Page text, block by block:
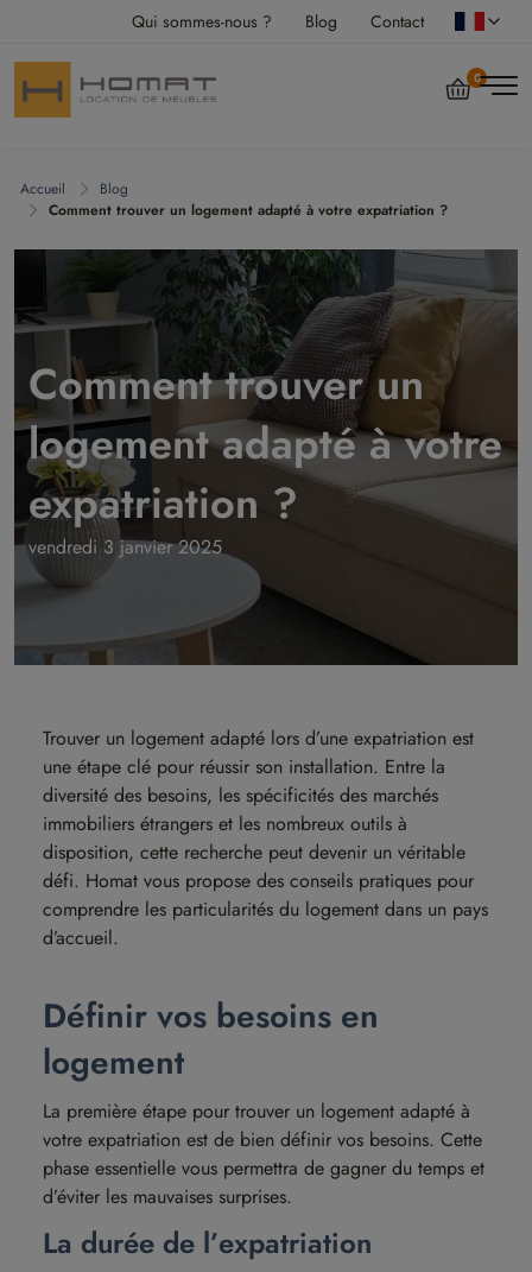
Qui sommes-nous ? Blog Contact
0
Accueil
Blog
Comment trouver un logement adapté à votre expatriation ?
Comment trouver un
logement adapté à votre
expatriation ?
vendredi 3 janvier 2025
Trouver un logement adapté lors d’une expatriation est
une étape clé pour réussir son installation. Entre la
diversité des besoins, les spécificités des marchés
immobiliers étrangers et les nombreux outils à
disposition, cette recherche peut devenir un véritable
défi. Homat vous propose des conseils pratiques pour
comprendre les particularités du logement dans un pays
d’accueil.
Définir vos besoins en
logement
La première étape pour trouver un logement adapté à
votre expatriation est de bien définir vos besoins. Cette
phase essentielle vous permettra de gagner du temps et
d’éviter les mauvaises surprises.
La durée de l’expatriation